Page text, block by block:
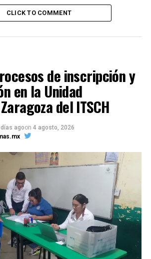
nuestras mejores vibras y deseos
representativa y estamos
un extraordinario papel. Éxito.
CLICK TO COMMENT
de inscripción y
en la Unidad
del ITSCH
días agoon 4 agosto, 2026